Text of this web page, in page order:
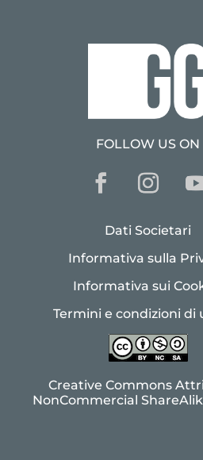
FOLLOW US ON
Dati Societari
Informativa sulla
Informativa sui
Termini e condizioni di
Creative Commons
NonCommercial